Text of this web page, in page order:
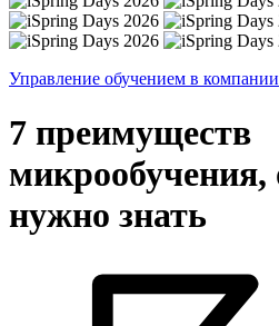
Управление обучением в компании
7 преимуществ
нужно знать